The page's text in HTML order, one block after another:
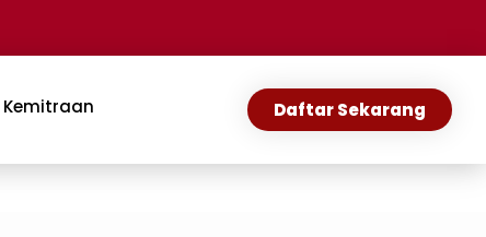
Kemitraan Daftar Sekarang